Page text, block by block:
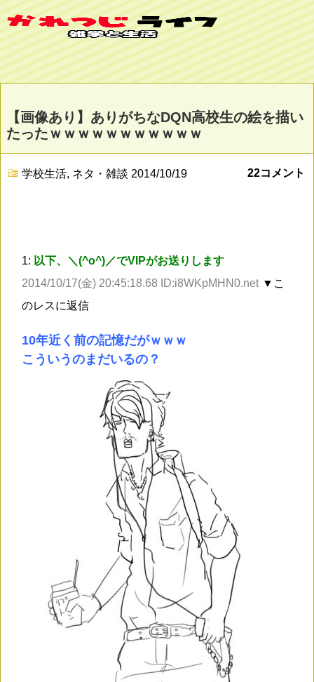
【画像あり】ありがちなDQN高校生の絵を描い
たったｗｗｗｗｗｗｗｗｗｗｗ
学校生活, ネタ・雑談 2014/10/19 22コメント
1: 以下、＼(^o^)／でVIPがお送りします
2014/10/17(金) 20:45:18.68 ID:i8WKpMHN0.net ▼こ
のレスに返信
10年近く前の記憶だがｗｗｗ
こういうのまだいるの？